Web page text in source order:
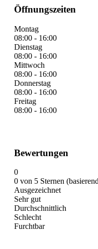
Öffnungszeiten
Montag
08:00 - 16:00
Dienstag
08:00 - 16:00
Mittwoch
08:00 - 16:00
Donnerstag
08:00 - 16:00
Freitag
08:00 - 16:00
Bewertungen
0
0 von 5 Sternen
Ausgezeichnet
Sehr gut
Durchschnittlich
Schlecht
Furchtbar